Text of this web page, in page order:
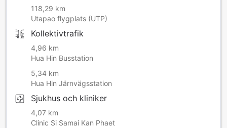
118,29 km
Utapao flygplats (UTP)
Kollektivtrafik
4,96 km
Hua Hin Busstation
5,34 km
Hua Hin Järnvägsstation
Sjukhus och kliniker
4,07 km
Clinic Si Samai Kan Phaet